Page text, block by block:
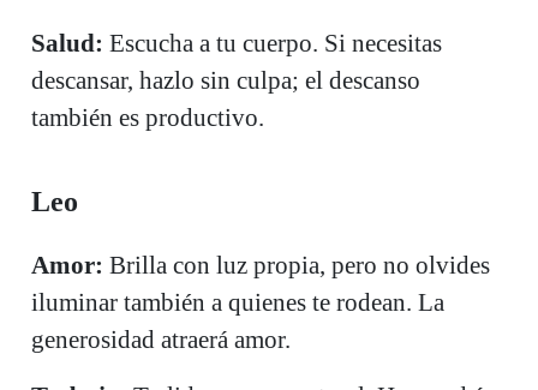
Salud: Escucha a tu cuerpo. Si necesitas
descansar, hazlo sin culpa; el descanso
también es productivo.
Leo
Amor: Brilla con luz propia, pero no olvides
iluminar también a quienes te rodean. La
generosidad atraerá amor.